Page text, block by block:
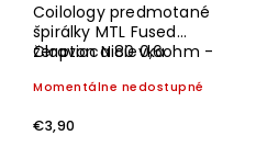
Coilology predmotané
špirálky MTL Fused
Clapton Ni80 0,6ohm -
žeraviaca cievka
Momentálne nedostupné
€3,90